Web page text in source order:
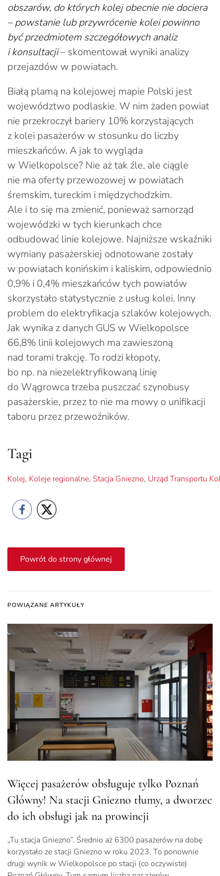
obszarów, do których kolej obecnie nie dociera
– powstanie lub przywrócenie kolei powinno
być przedmiotem szczegółowych analiz
i konsultacji– skomentował wyniki analizy
przejazdów w powiatach.
Białą plamą na kolejowej mapie Polski jest
województwo podlaskie. W nim żaden powiat
nie przekroczył bariery 10% korzystających
z kolei pasażerów w stosunku do liczby
mieszkańców. A jak to wygląda
w Wielkopolsce? Nie aż tak źle, ale ciągle
nie ma oferty przewozowej w powiatach
śremskim, tureckim i międzychodzkim.
Ale i to się ma zmienić, ponieważ samorząd
wojewódzki w tych kierunkach chce
odbudować linie kolejowe. Najniższe wskaźniki
wymiany pasażerskiej odnotowane zostały
w powiatach konińskim i kaliskim, odpowiednio
0,9% i 0,4% mieszkańców tych powiatów
skorzystało statystycznie z usług kolei. Inny
problem do elektryfikacja szlaków kolejowych.
Jak wynika z danych GUS w Wielkopolsce
66,8% linii kolejowych ma zawieszoną
nad torami trakcję. To rodzi kłopoty,
bo np. na niezelektryfikowaną linię
do Wągrowca trzeba puszczać szynobusy
pasażerskie, przez to nie ma mowy o unifikacji
taboru przez przewoźników.
Tagi
Kolej, Koleje regionalne, Stacja Gniezno, Urząd Transportu
Powrót do strony głównej
POWIĄZANE ARTYKUŁY
Więcej pasażerów obsługuje tylko Poznań
Główny! Na stacji Gniezno tłumy, a dworzec
do ich obsługi jak na prowincji
„Tu stacja Gniezno”. Średnio aż 6300 pasażerów na dobę
korzystało ze stacji Gniezno w roku 2023. To ponownie
drugi wynik w Wielkopolsce po stacji (co oczywiste)